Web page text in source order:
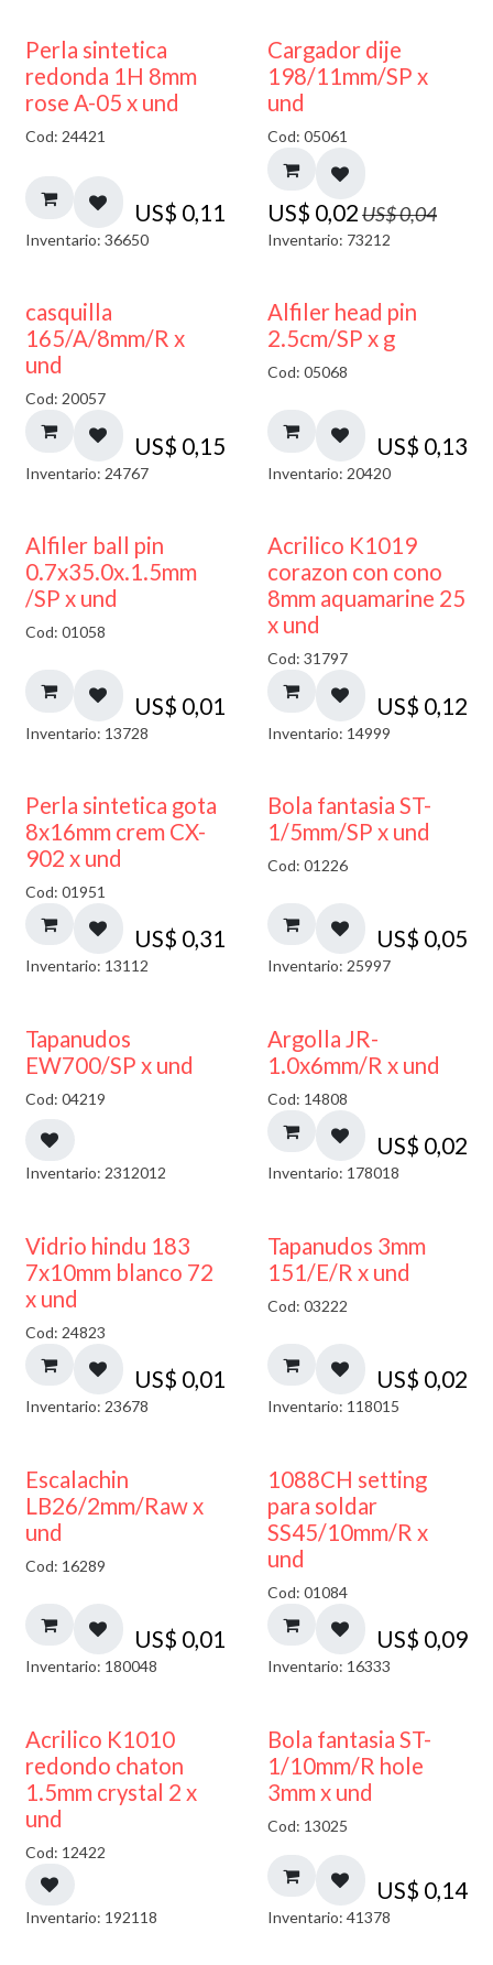
Perla sintetica
redonda 1H 8mm
rose A-05 x und
Cod: 24421
US$ 0,11
Inventario: 36650
50% DESCUENTO
Cargador dije
198/11mm/SP x
und
Cod: 05061
US$ 0,02US$0,04
Inventario: 73212
casquilla
165/A/8mm/R x
und
Cod: 20057
US$ 0,15
Inventario: 24767
Alfiler head pin
2.5cm/SP x g
Cod: 05068
US$ 0,13
Inventario: 20420
Alfiler ball pin
0.7x35.0x.1.5mm
/SP x und
Cod: 01058
US$ 0,01
Inventario: 13728
Acrilico K1019
corazon con cono
8mm aquamarine 25
x und
Cod: 31797
US$ 0,12
Inventario: 14999
Perla sintetica gota
8x16mm crem CX-
902 x und
Cod: 01951
US$ 0,31
Inventario: 13112
Bola fantasia ST-
1/5mm/SP x und
Cod: 01226
US$ 0,05
Inventario: 25997
50% DESCUENTO
Tapanudos
EW700/SP x und
Cod: 04219
Inventario: 2312012
Argolla JR-
1.0x6mm/R x und
Cod: 14808
US$ 0,02
Inventario: 178018
40% DESCUENTO
Vidrio hindu 183
7x10mm blanco 72
x und
Cod: 24823
US$ 0,01
Inventario: 23678
Tapanudos 3mm
151/E/R x und
Cod: 03222
US$ 0,02
Inventario: 118015
Escalachin
LB26/2mm/Raw x
und
Cod: 16289
US$ 0,01
Inventario: 180048
1088CH setting
para soldar
SS45/10mm/R x
und
Cod: 01084
US$ 0,09
Inventario: 16333
50% DESCUENTO
Acrilico K1010
redondo chaton
1.5mm crystal 2 x
und
Cod: 12422
Inventario: 192118
Bola fantasia ST-
1/10mm/R hole
3mm x und
Cod: 13025
US$ 0,14
Inventario: 41378